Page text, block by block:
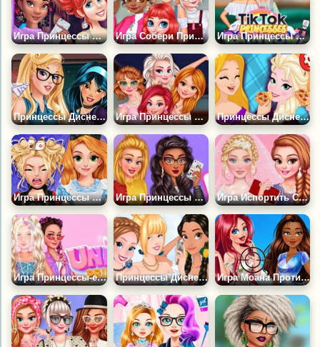
Игра Принцессы на Ибице Игра Собери Принцесс на Вечеринку Игра Принцессы Стиль Радуга Максимализм
Принцессы Диснея Идут в Школу Игра Принцессы Диснея: Летние Волны Принцессы Диснея: Вечеринка Пицц
Игра Принцессы и Фабрика Заклинаний Игра Принцессы Диснея: Вско Герл Игра Испортить Свадебное Платье Принцессе
Игра Принцессы-единороги Принцессы Диснея: Открытые Плечи Игра Моана Против Ариэль